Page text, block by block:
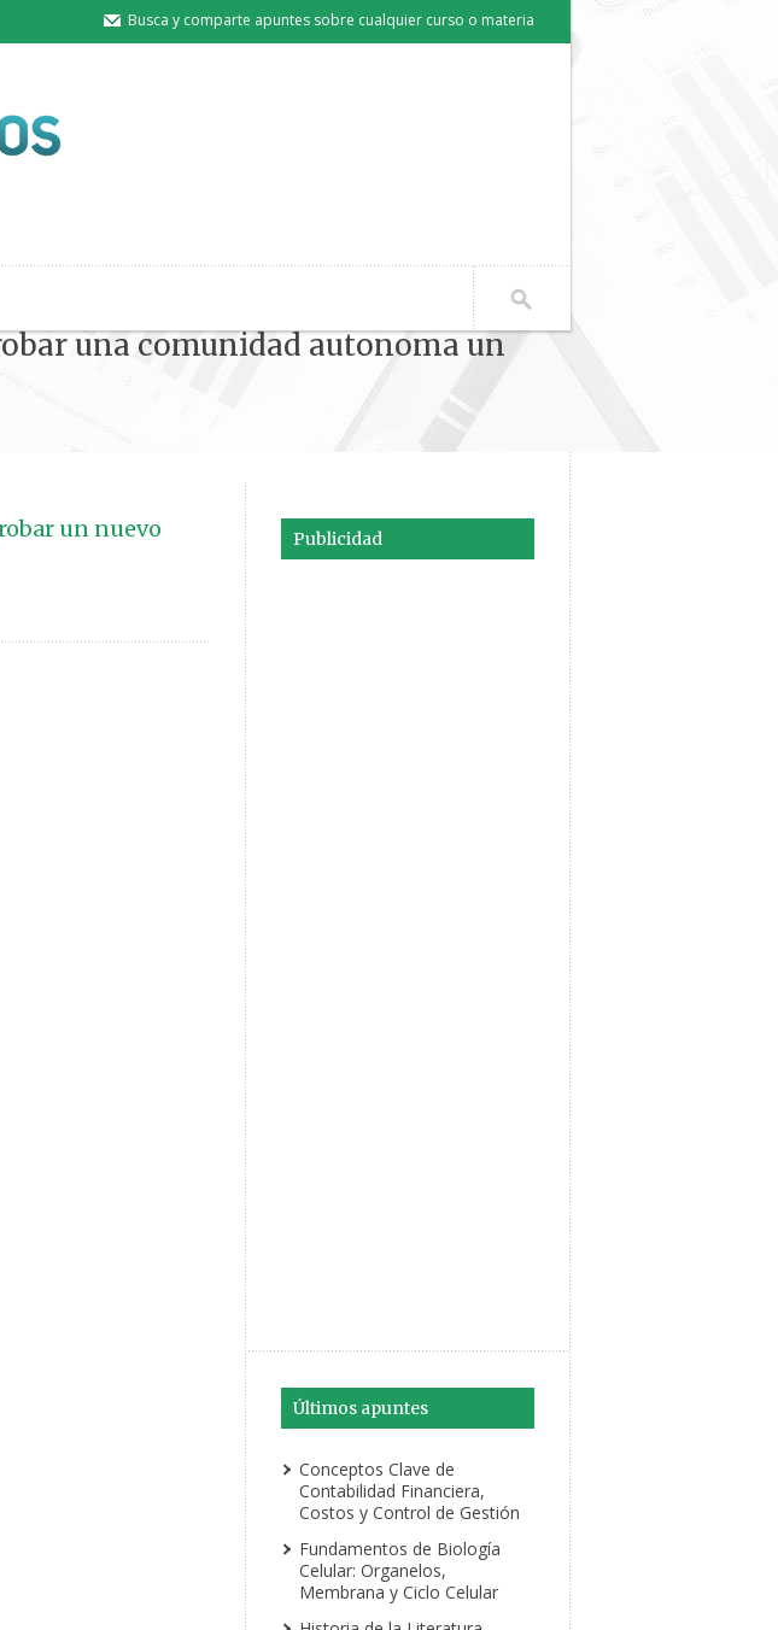
Busca y comparte apuntes sobre cualquier curso o materia
una comunidad autonoma un
un nuevo Publicidad
Últimos apuntes
Conceptos Clave de
Contabilidad Financiera,
Costos y Control de Gestión
Fundamentos de Biología
Celular: Organelos,
Membrana y Ciclo Celular